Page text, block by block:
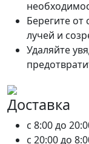
Берегите
лучей и
Удаляйте
Доставка
c 8:00 до
c 20:00 до